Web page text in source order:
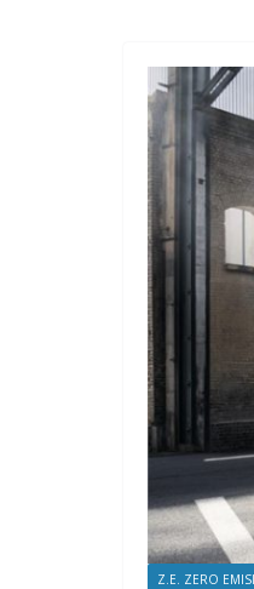
Z.E. ZERO